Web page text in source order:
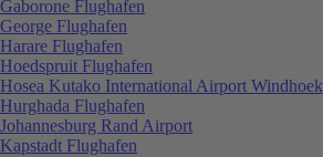
Gaborone Flughafen
George Flughafen
Harare Flughafen
Hoedspruit Flughafen
Hosea Kutako International Airport Windhoek
Hurghada Flughafen
Johannesburg Rand Airport
Kapstadt Flughafen